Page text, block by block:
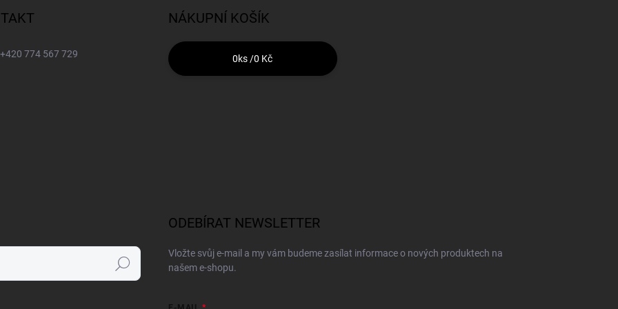
+420 774 567 729
NÁKUPNÍ KOŠÍK
0ks /0 Kč
Hledat
ODEBÍRAT NEWSLETTER
Vložte svůj e-mail a my vám budeme zasílat informace o nových produktech na
našem e-shopu.